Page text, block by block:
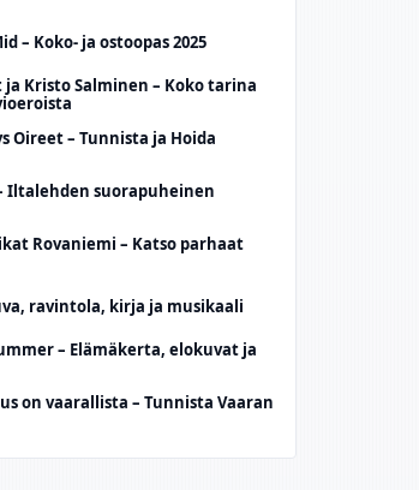
– Koko- ja ostoopas 2025
ja Kristo Salminen – Koko tarina
Oireet – Tunnista ja Hoida
Iltalehden suorapuheinen
Rovaniemi – Katso parhaat
ravintola, kirja ja musikaali
– Elämäkerta, elokuvat ja
on vaarallista – Tunnista Vaaran